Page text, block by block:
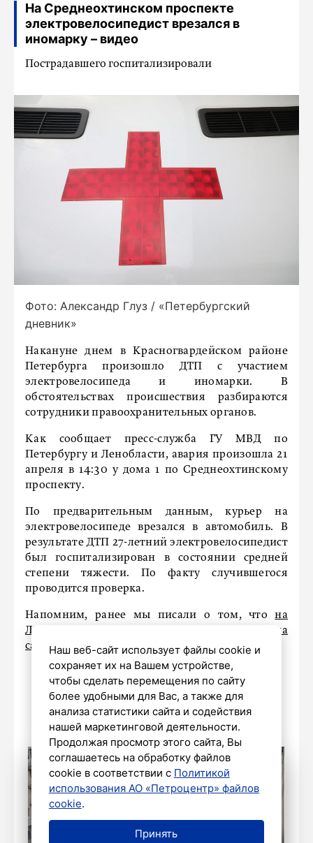
На Среднеохтинском проспекте
электровелосипедист врезался в
иномарку – видео
Пострадавшего госпитализировали
Фото: Александр Глуз / «Петербургский
дневник»
Накануне днем в Красногвардейском районе
Петербурга произошло ДТП с участием
электровелосипеда и иномарки. В
обстоятельствах происшествия разбираются
сотрудники правоохранительных органов.
Как сообщает пресс-служба ГУ МВД по
Петербургу и Ленобласти, авария произошла 21
апреля в 14:30 у дома 1 по Среднеохтинскому
проспекту.
По предварительным данным, курьер на
электровелосипеде врезался в автомобиль. В
результате ДТП 27-летний электровелосипедист
был госпитализирован в состоянии средней
степени тяжести. По факту случившегося
проводится проверка.
Напомним, ранее мы писали о том, чтона
Ленинском проспекте 16-летнего подростка на
самокате сбила иномарка.
Наш веб-сайт использует файлы cookie и
сохраняет их на Вашем устройстве,
чтобы сделать перемещения по сайту
более удобными для Вас, а также для
анализа статистики сайта и содействия
нашей маркетинговой деятельности.
Продолжая просмотр этого сайта, Вы
соглашаетесь на обработку файлов
cookie в соответствии с Политикой
использования АО «Петроцентр» файлов
cookie.
Принять